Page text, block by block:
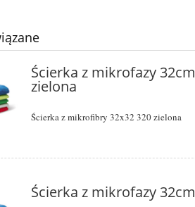
Ścierka z mikrofazy
zielona
Ścierka z mikrofibry 32x32 320 zielona
Ścierka z mikrofazy